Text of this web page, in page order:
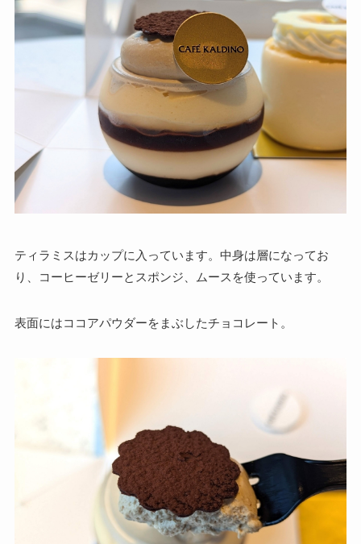
ティラミスはカップに入っています。中身は層になってお
り、コーヒーゼリーとスポンジ、ムースを使っています。
表面にはココアパウダーをまぶしたチョコレート。